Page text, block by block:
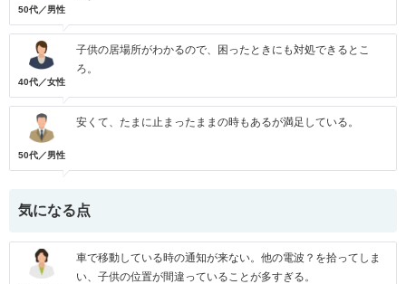
50代／男性
40代／女性
子供の居場所がわかるので、困ったときにも対処できるとこ
ろ。
50代／男性
安くて、たまに止まったままの時もあるが満足している。
気になる点
車で移動している時の通知が来ない。他の電波？を拾ってしま
い、子供の位置が間違っていることが多すぎる。